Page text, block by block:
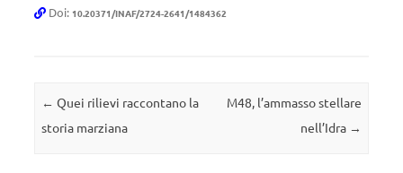
Doi: 10.20371/INAF/2724-2641/1484362
Navigazione articolo
← Quei rilievi raccontano la
storia marziana
M48, l’ammasso stellare
nell’Idra →